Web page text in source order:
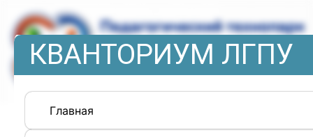
КВАНТОРИУМ ЛГПУ
Главная